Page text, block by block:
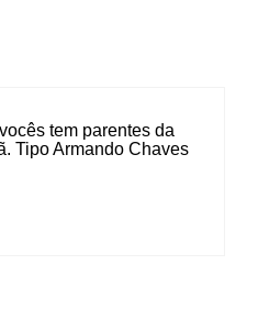
tem parentes da
Tipo Armando Chaves